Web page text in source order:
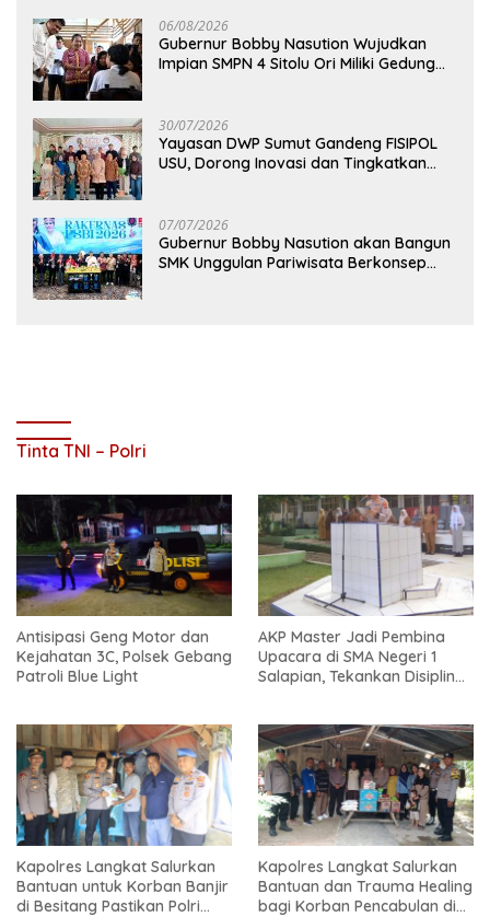
06/08/2026
Gubernur Bobby Nasution Wujudkan
Impian SMPN 4 Sitolu Ori Miliki Gedung
30/07/2026
Yayasan DWP Sumut Gandeng FISIPOL
USU, Dorong Inovasi dan Tingkatkan
07/07/2026
Gubernur Bobby Nasution akan Bangun
SMK Unggulan Pariwisata Berkonsep
Tinta TNI – Polri
Antisipasi Geng Motor dan
Kejahatan 3C, Polsek Gebang
Patroli Blue Light
AKP Master Jadi Pembina
Upacara di SMA Negeri 1
Salapian, Tekankan Disiplin
Kapolres Langkat Salurkan
Bantuan untuk Korban Banjir
di Besitang Pastikan Polri
Kapolres Langkat Salurkan
Bantuan dan Trauma Healing
bagi Korban Pencabulan di